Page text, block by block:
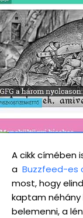
A cikk címében
a Buzzfeed-es
most, hogy
kaptam néhány
belemenni, a